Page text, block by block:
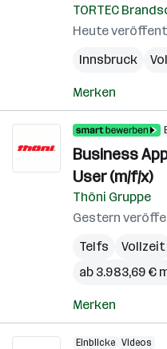
TORTEC
Heute
Innsbruck
Merken
Business
User (m/f/x)
Thöni Gruppe
Gestern
Telfs
Vollzeit
ab 3.983,69 €
Merken
Einblicke Videos